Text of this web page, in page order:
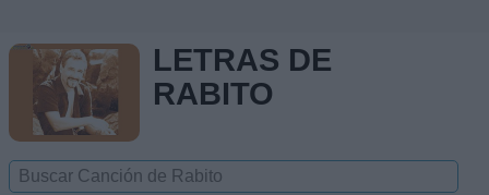
LETRAS DE
RABITO